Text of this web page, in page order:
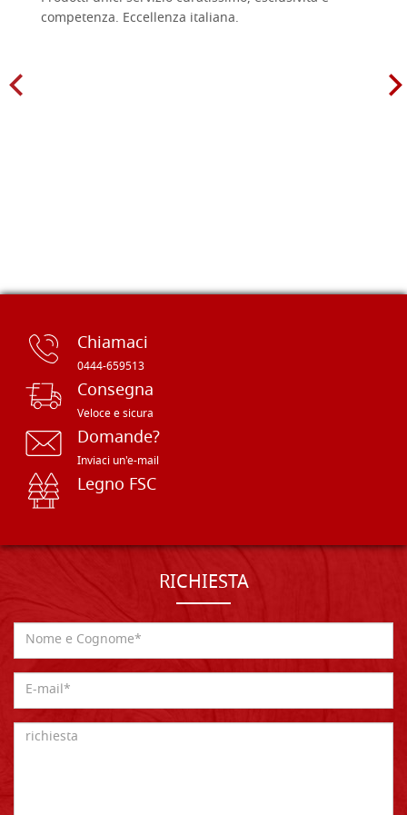
competenza. Eccellenza italiana.
Chiamaci
0444-659513
Consegna
Veloce e sicura
Domande?
Inviaci un'e-mail
Legno FSC
RICHIESTA